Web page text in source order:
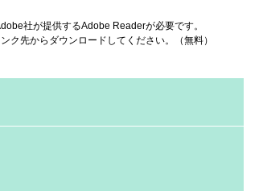
社が提供するAdobe Readerが必要です。
ク先からダウンロードしてください。（無料）